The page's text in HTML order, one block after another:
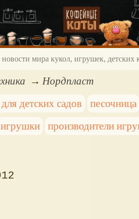
мира кукол, игрушек,
Нордпласт
детских садов песочница
производители